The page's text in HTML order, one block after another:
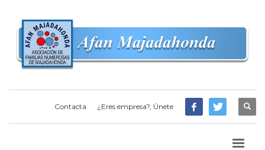
Contacta ¿Eres empresa?, Únete